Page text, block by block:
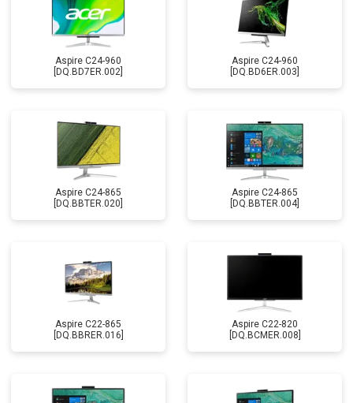
Aspire C24-960
[DQ.BD7ER.002]
Aspire C24-960
[DQ.BD6ER.003]
Aspire C24-865
[DQ.BBTER.020]
Aspire C24-865
[DQ.BBTER.004]
Aspire C22-865
[DQ.BBRER.016]
Aspire C22-820
[DQ.BCMER.008]